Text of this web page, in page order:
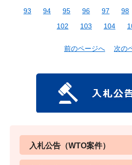
93
94 95 96 97 98
102
103 104
前のページへ 次の
入札公告（WTO案件）